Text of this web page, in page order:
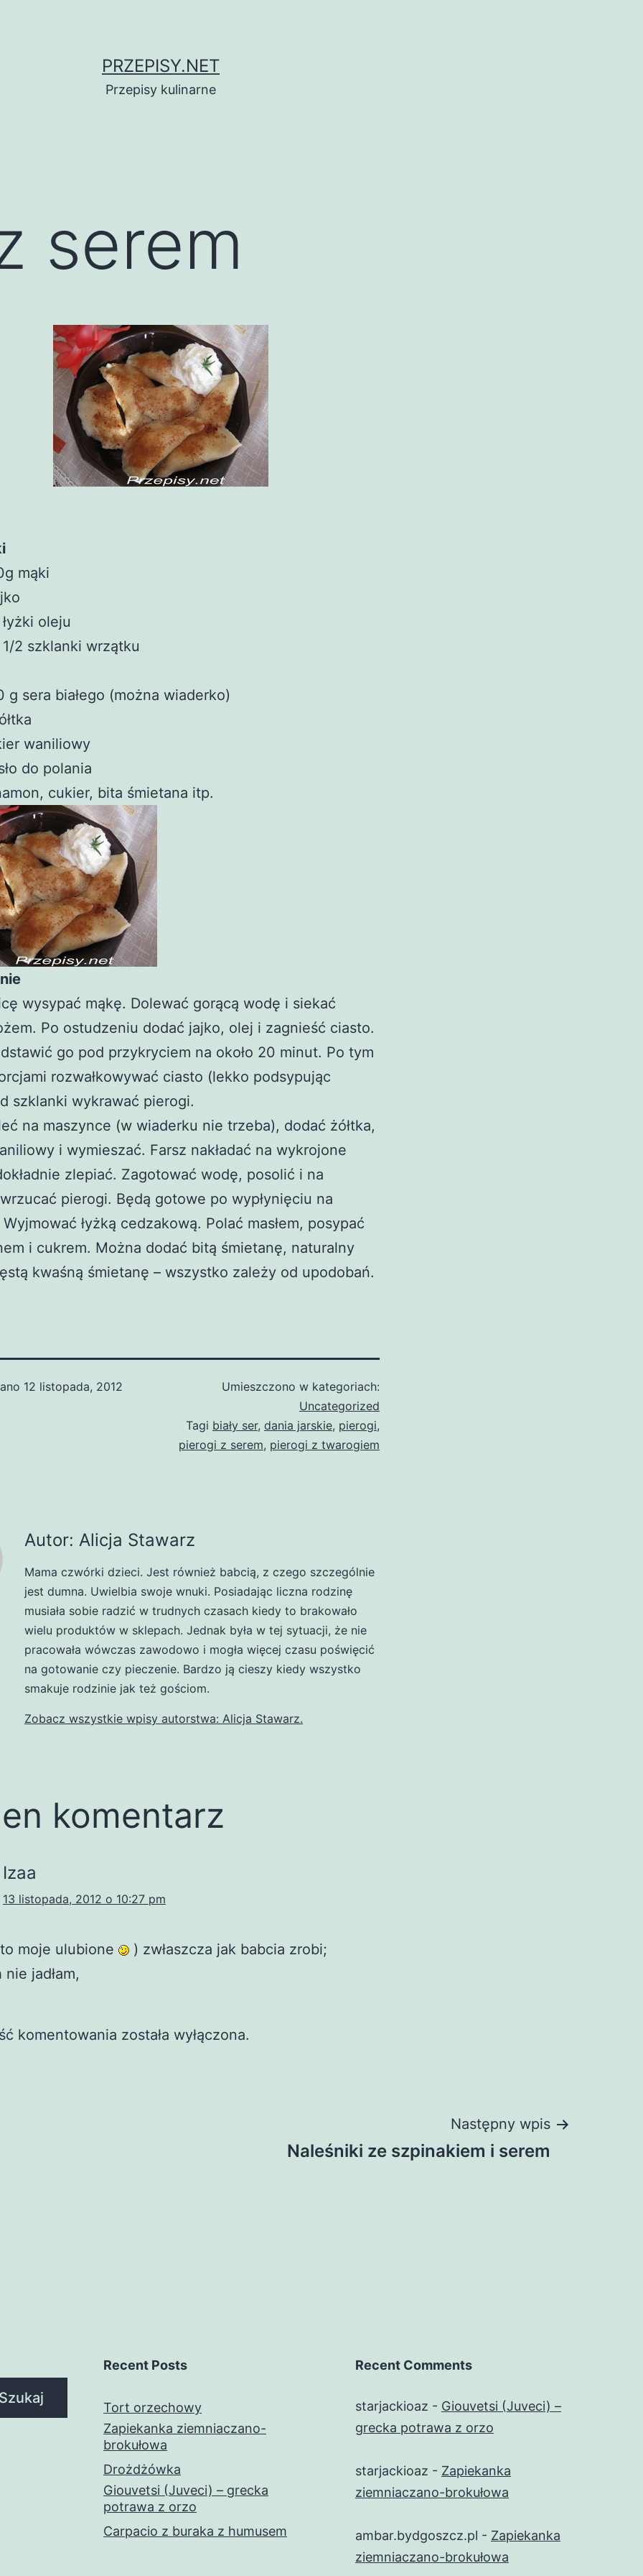
PRZEPISY.NET
Przepisy kulinarne
serem
mąki
oleju
2 szklanki wrzątku
g sera białego (można wiaderko)
waniliowy
do polania
cukier, bita śmietana itp.
wysypać mąkę. Dolewać gorącą wodę i siekać
Po ostudzeniu dodać jajko, olej i zagnieść ciasto.
go pod przykryciem na około 20 minut. Po tym
rozwałkowywać ciasto (lekko podsypując
szklanki wykrawać pierogi.
na maszynce (w wiaderku nie trzeba), dodać żółtka,
i wymieszać. Farsz nakładać na wykrojone
zlepiać. Zagotować wodę, posolić i na
pierogi. Będą gotowe po wypłynięciu na
łyżką cedzakową. Polać masłem, posypać
i cukrem. Można dodać bitą śmietanę, naturalny
kwaśną śmietanę – wszystko zależy od upodobań.
12 listopada, 2012
Umieszczono w kategoriach:
Uncategorized
Tagi biały ser, dania jarskie, pierogi,
pierogi z serem, pierogi z twarogiem
Autor: Alicja Stawarz
Mama czwórki dzieci. Jest również babcią, z czego szczególnie
jest dumna. Uwielbia swoje wnuki. Posiadając liczna rodzinę
musiała sobie radzić w trudnych czasach kiedy to brakowało
wielu produktów w sklepach. Jednak była w tej sytuacji, że nie
pracowała wówczas zawodowo i mogła więcej czasu poświęcić
na gotowanie czy pieczenie. Bardzo ją cieszy kiedy wszystko
smakuje rodzinie jak też gościom.
Zobacz wszystkie wpisy autorstwa: Alicja Stawarz.
komentarz
Izaa
13 listopada, 2012 o 10:27 pm
moje ulubione
) zwłaszcza jak babcia zrobi;
jadłam,
komentowania została wyłączona.
Następny wpis
Naleśniki ze szpinakiem i serem
Recent Posts
Tort orzechowy
Zapiekanka ziemniaczano-
brokułowa
Drożdżówka
Giouvetsi (Juveci) – grecka
potrawa z orzo
Carpacio z buraka z humusem
Recent Comments
starjackioaz - Giouvetsi (Juveci) –
grecka potrawa z orzo
starjackioaz - Zapiekanka
ziemniaczano-brokułowa
ambar.bydgoszcz.pl - Zapiekanka
ziemniaczano-brokułowa